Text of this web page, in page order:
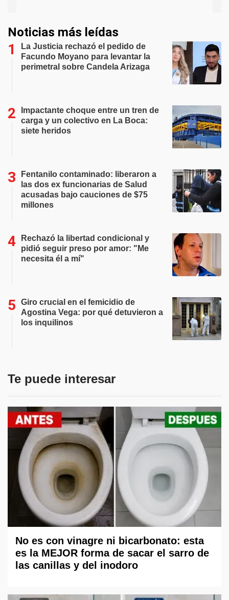
Noticias más leídas
La Justicia rechazó el pedido de
Facundo Moyano para levantar la
perimetral sobre Candela Arizaga
Impactante choque entre un tren de
carga y un colectivo en La Boca:
siete heridos
Fentanilo contaminado: liberaron a
las dos ex funcionarias de Salud
acusadas bajo cauciones de $75
millones
Rechazó la libertad condicional y
pidió seguir preso por amor: "Me
necesita él a mí"
Giro crucial en el femicidio de
Agostina Vega: por qué detuvieron a
los inquilinos
Te puede interesar
No es con vinagre ni bicarbonato: esta
es la MEJOR forma de sacar el sarro de
las canillas y del inodoro